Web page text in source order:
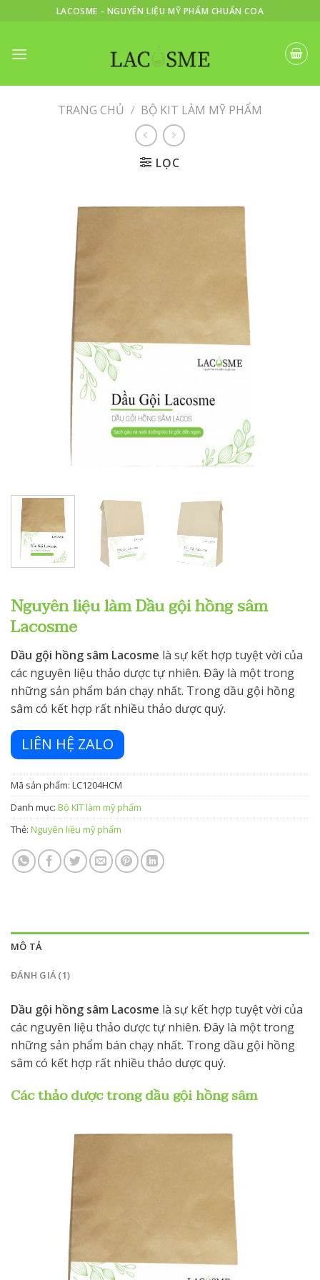
LACOSME - NGUYÊN LIỆU MỸ PHẨM CHUẨN COA
TRANG CHỦ / BỘ KIT LÀM MỸ PHẨM
LỌC
Nguyên liệu làm Dầu gội hồng sâm
Lacosme
Dầu gội hồng sâm Lacosme là sự kết hợp tuyệt vời của
các nguyên liệu thảo dược tự nhiên. Đây là một trong
những sản phẩm bán chạy nhất. Trong dầu gội hồng
sâm có kết hợp rất nhiều thảo dược quý.
LIÊN HỆ ZALO
Mã sản phẩm: LC1204HCM
Danh mục: Bộ KIT làm mỹ phẩm
Thẻ: Nguyên liệu mỹ phẩm
MÔ TẢ
ĐÁNH GIÁ (1)
Dầu gội hồng sâm Lacosme là sự kết hợp tuyệt vời của
các nguyên liệu thảo dược tự nhiên. Đây là một trong
những sản phẩm bán chạy nhất. Trong dầu gội hồng
sâm có kết hợp rất nhiều thảo dược quý.
Các thảo dược trong dầu gội hồng sâm